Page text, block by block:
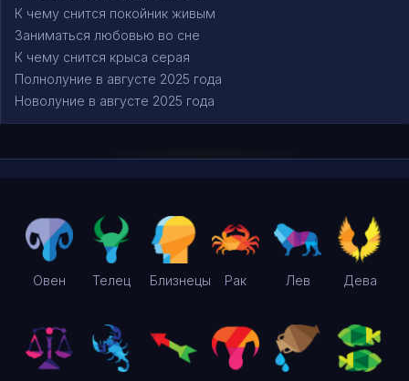
К чему снится покойник живым
Заниматься любовью во сне
К чему снится крыса серая
Полнолуние в августе 2025 года
Новолуние в августе 2025 года
Овен Телец Близнецы Рак Лев Дева